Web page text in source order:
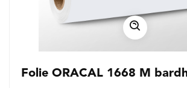
Folie ORACAL 1668 M